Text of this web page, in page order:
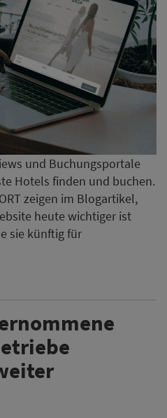
und Buchungsportale
Hotels finden und buchen.
zeigen im Blogartikel,
heute wichtiger ist
sie künftig für